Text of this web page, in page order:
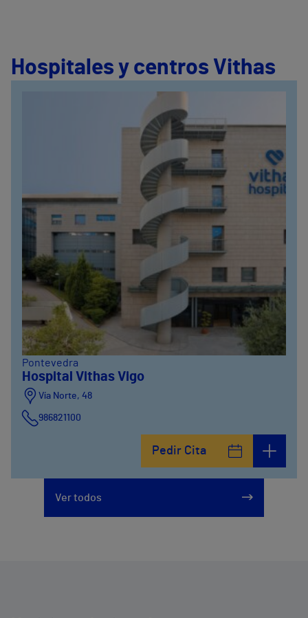
Hospitales y centros Vithas
Pontevedra
Hospital Vithas Vigo
Vía Norte, 48
986821100
Pedir Cita
Ver todos